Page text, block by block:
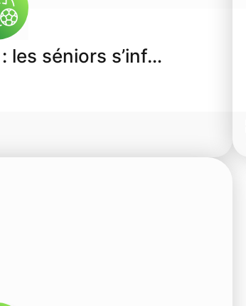
les séniors s’inf…